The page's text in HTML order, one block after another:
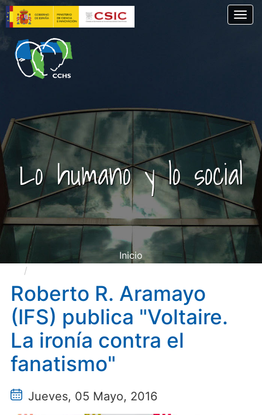
Pasar
al
contenido
principal
Lo humano y lo social
Inicio
ironía contra el fanatismo"
Roberto R. Aramayo
(IFS) publica "Voltaire.
La ironía contra el
fanatismo"
Jueves, 05 Mayo, 2016